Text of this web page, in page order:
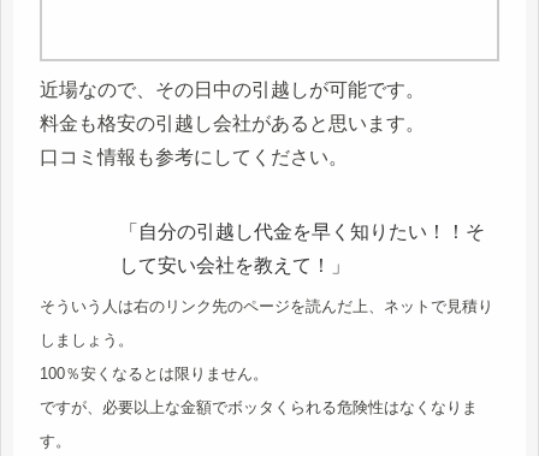
近場なので、その日中の引越しが可能です。
料金も格安の引越し会社があると思います。
口コミ情報も参考にしてください。
「自分の引越し代金を早く知りたい！！そ
して安い会社を教えて！」
そういう人は右のリンク先のページを読んだ上、ネットで見積り
しましょう。
100％安くなるとは限りません。
ですが、必要以上な金額でボッタくられる危険性はなくなりま
す。